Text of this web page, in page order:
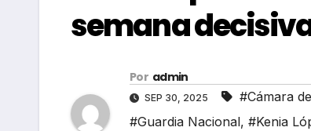
semana
Por admin
SEP 30, 2025 #Cámara
#Guardia Nacional, #Kenia